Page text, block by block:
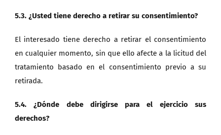
5.3. ¿Usted tiene derecho a retirar su consentimiento?
El interesado tiene derecho a retirar el consentimiento
en cualquier momento, sin que ello afecte a la licitud del
tratamiento basado en el consentimiento previo a su
retirada.
5.4. ¿Dónde debe dirigirse para el ejercicio sus
derechos?